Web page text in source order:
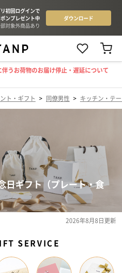
伴うお荷物のお届け停止・遅延について
ト・ギフト > 同僚男性 > キッチン・テ
日ギフト（プレート・食
2026年8月8日更新
SERVICE